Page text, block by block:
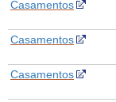
Casamentos
Casamentos
Casamentos